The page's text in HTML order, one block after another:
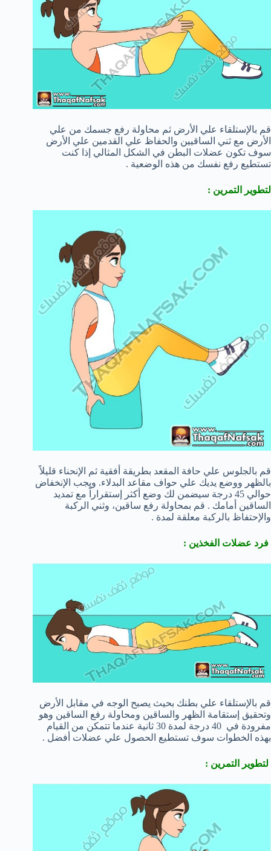
قم بالإستلقاء علي الأرض ثم محاولة رفع جسمك من علي
الأرض مع ثني الساقيين والحفاظ علي القدمين علي الأرض
سوف تكون عضلات البطن في الشكل المثالي إذا كنت
تستطيع رفع نفسك من هذه الوضعية .
لتطوير التمرين :
قم بالجلوس علي حافة المقعد بطريقة أفقية ثم الإنحناء قليلاً
بالظهر ووضع يديك علي حواف مقاعد البدلاء. ويجب الإنخفاض
حوالي 45 درجة سيضمن لك وضع أكثر إستقراراً مع تمديد
الساقين أمامك . قم بمحاولة رفع ساقين، وثني الركبة
والإحتفاظ بالركبة معلقة لمدة .
فرد عضلات الفخذين :
قم بالإستلقاء علي بطنك بحيث يصبح الوجه في مقابل الأرض
وتحقيق إستقامة الظهر والساقين ومحاولة رفع الساقين وهو
مفرودة في 40 درجة لمدة 30 ثانية عندما تتمكن من القيام
بهذه الخطوات سوف تستطيع الحصول علي عضلات أفضل .
لتطوير التمرين :